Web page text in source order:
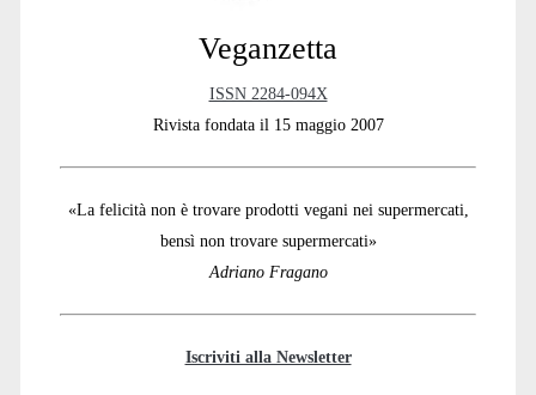
Veganzetta
ISSN 2284-094X
Rivista fondata il 15 maggio 2007
«La felicità non è trovare prodotti vegani nei supermercati,
bensì non trovare supermercati»
Adriano Fragano
Iscriviti alla Newsletter